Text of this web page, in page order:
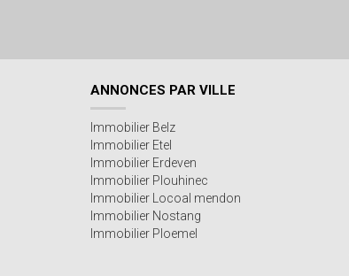
ANNONCES PAR VILLE
Immobilier Belz
Immobilier Etel
Immobilier Erdeven
Immobilier Plouhinec
Immobilier Locoal mendon
Immobilier Nostang
Immobilier Ploemel